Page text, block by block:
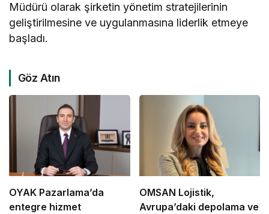
Müdürü olarak şirketin yönetim stratejilerinin
geliştirilmesine ve uygulanmasına liderlik etmeye
başladı.
Göz Atın
OYAK Pazarlama’da
entegre hizmet
OMSAN Lojistik,
Avrupa’daki depolama ve